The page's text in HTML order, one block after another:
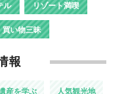
ル リゾート満喫
買い物三昧
報
産を学ぶ 人気観光地